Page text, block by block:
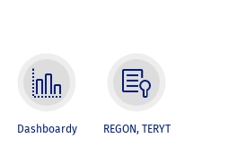
Dashboardy REGON, TERYT